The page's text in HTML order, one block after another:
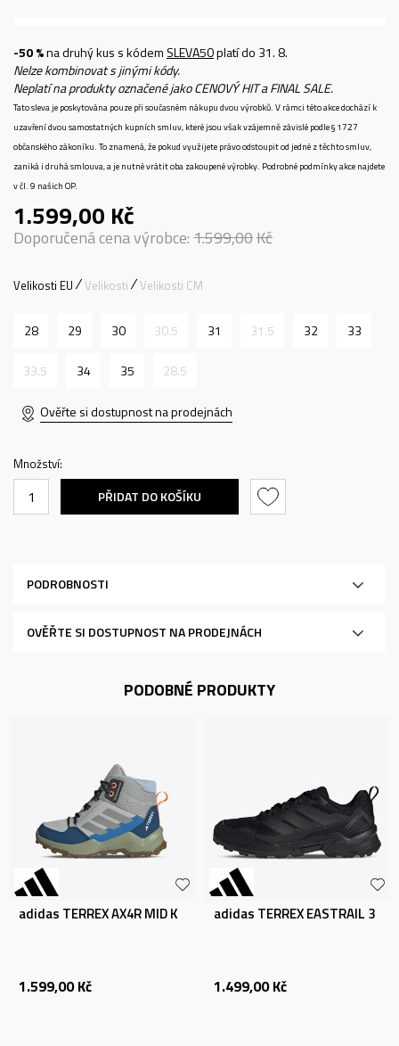
-50 %na druhý kus s kódem SLEVA50platí do 31. 8.
Nelze kombinovat s jinými kódy.
Neplatí na produkty označené jako CENOVÝ HIT a FINAL SALE.
Tato sleva je poskytována pouze při současném nákupu dvou výrobků. V rámci této akce dochází k
uzavření dvou samostatných kupních smluv, které jsou však vzájemně závislé podle § 1727
občanského zákoníku. To znamená, že pokud využijete právo odstoupit od jedné z těchto smluv,
zaniká i druhá smlouva, a je nutné vrátit oba zakoupené výrobky. Podrobné podmínky akce najdete
v čl. 9 našich OP.
1.599,00 Kč
Doporučená cena výrobce:1.599,00Kč
Velikosti EU Velikosti Velikosti CM
28 29 30 30.5 31 31.5 32 33
33.5 34 35 28.5
Ověřte si dostupnost na prodejnách
Množství:
PŘIDAT DO KOŠÍKU
PODROBNOSTI
OVĚŘTE SI DOSTUPNOST NA PRODEJNÁCH
PODOBNÉ PRODUKTY
adidas TERREX AX4R MID K
1.599,00 Kč
adidas TERREX EASTRAIL 3
1.499,00 Kč